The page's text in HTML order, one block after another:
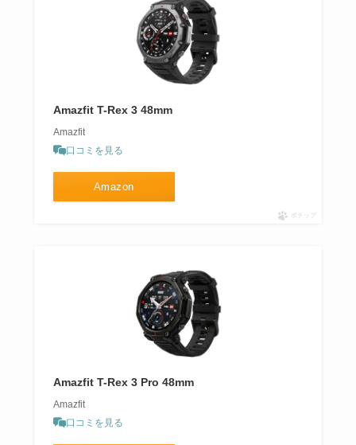
Amazfit T-Rex 3 48mm
Amazfit
口コミを見る
Amazon
ポチップ
Amazfit T-Rex 3 Pro 48mm
Amazfit
口コミを見る